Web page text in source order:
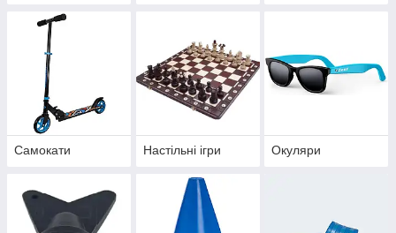
Самокати Настільні ігри Окуляри